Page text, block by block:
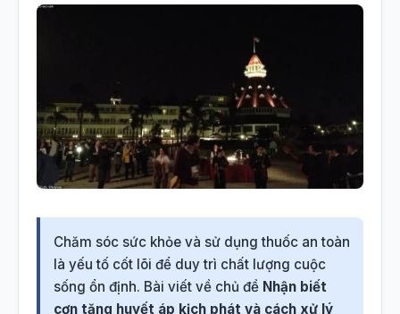
Chăm sóc sức khỏe và sử dụng thuốc an toàn
là yếu tố cốt lõi để duy trì chất lượng cuộc
sống ổn định. Bài viết về chủ đề Nhận biết
cơn tăng huyết áp kịch phát và cách xử lý